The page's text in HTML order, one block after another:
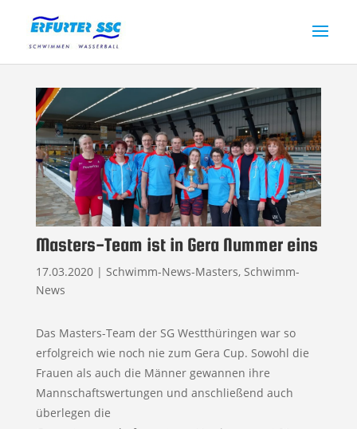
Masters-Team ist in Gera Nummer eins
17.03.2020| Schwimm-News-Masters, Schwimm-
News
Das Masters-Team der SG Westthüringen war so
erfolgreich wie noch nie zum Gera Cup. Sowohl die
Frauen als auch die Männer gewannen ihre
Mannschaftswertungen und anschließend auch
überlegen die